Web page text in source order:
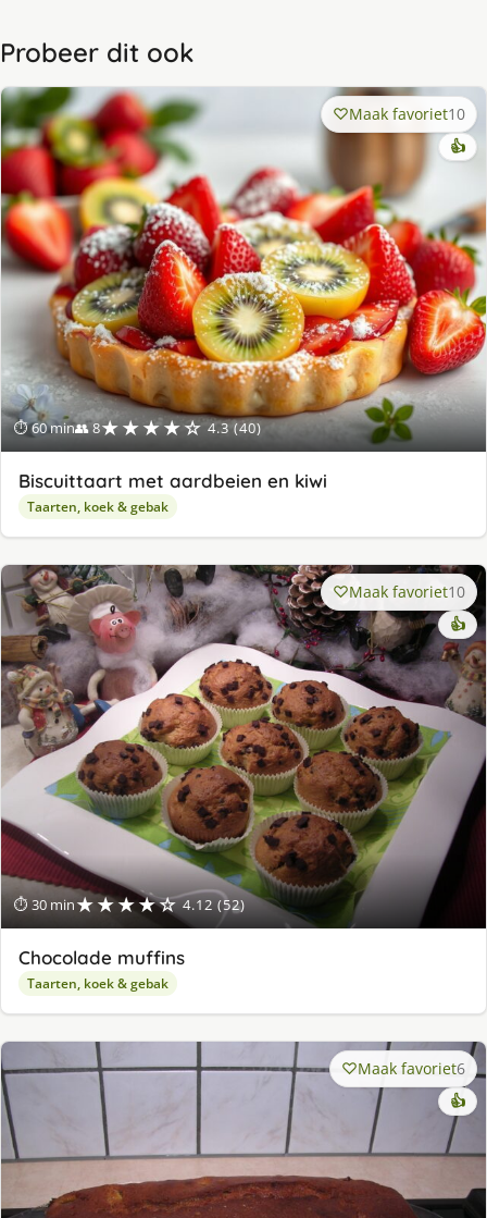
Probeer dit ook
⏱ 60 min👥 8★★★★☆ 4.3 (40)
Maak favoriet10
👍
Biscuittaart met aardbeien en kiwi
Taarten, koek & gebak
⏱ 30 min★★★★☆ 4.12 (52)
Maak favoriet10
👍
Chocolade muffins
Taarten, koek & gebak
Maak favoriet6
👍